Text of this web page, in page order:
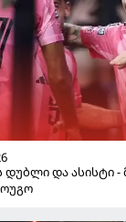
დუბლი და ასისტი -